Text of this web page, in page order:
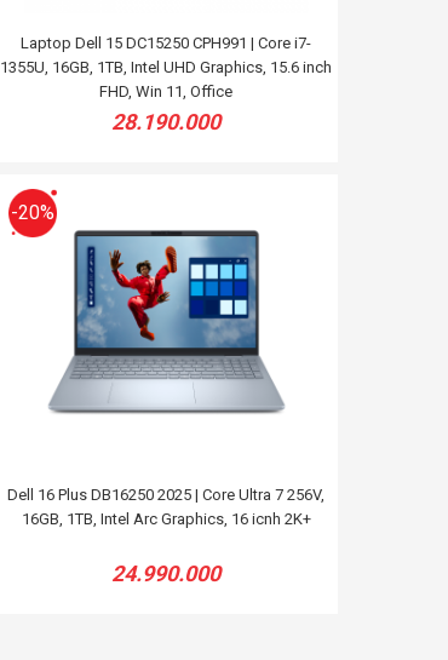
Laptop Dell 15 DC15250 CPH991 | Core i7-
1355U, 16GB, 1TB, Intel UHD Graphics, 15.6 inch
FHD, Win 11, Office
28.190.000
Dell 16 Plus DB16250 2025 | Core Ultra 7 256V,
16GB, 1TB, Intel Arc Graphics, 16 icnh 2K+
24.990.000
-20%